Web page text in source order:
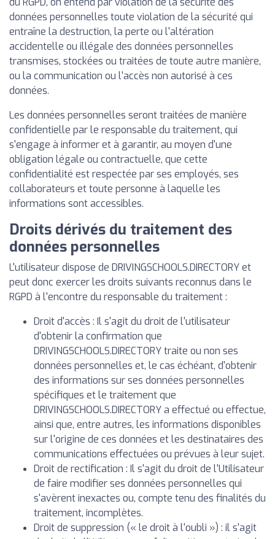
données personnelles toute violation de la sécurité qui
entraîne la destruction, la perte ou l'altération
accidentelle ou illégale des données personnelles
transmises, stockées ou traitées de toute autre manière,
ou la communication ou l'accès non autorisé à ces
données.
Les données personnelles seront traitées de manière
confidentielle par le responsable du traitement, qui
s'engage à informer et à garantir, au moyen d'une
obligation légale ou contractuelle, que cette
confidentialité est respectée par ses employés, ses
collaborateurs et toute personne à laquelle les
informations sont accessibles.
Droits dérivés du traitement des
données personnelles
L'utilisateur dispose de DRIVINGSCHOOLS.DIRECTORY et
peut donc exercer les droits suivants reconnus dans le
RGPD à l'encontre du responsable du traitement :
Droit d'accès : Il s'agit du droit de l'utilisateur
d'obtenir la confirmation que
DRIVINGSCHOOLS.DIRECTORY traite ou non ses
données personnelles et, le cas échéant, d'obtenir
des informations sur ses données personnelles
spécifiques et le traitement que
DRIVINGSCHOOLS.DIRECTORY a effectué ou effectue,
ainsi que, entre autres, les informations disponibles
sur l'origine de ces données et les destinataires des
communications effectuées ou prévues à leur sujet.
Droit de rectification : Il s'agit du droit de l'Utilisateur
de faire modifier ses données personnelles qui
s'avèrent inexactes ou, compte tenu des finalités du
traitement, incomplètes.
Droit de suppression (« le droit à l'oubli ») : il s'agit